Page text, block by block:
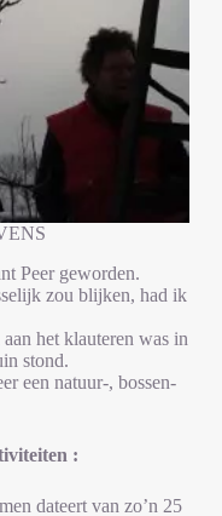
Peer geworden.
zou blijken, had ik
het klauteren was in
stond.
een natuur-, bossen-
:
dateert van zo’n 25